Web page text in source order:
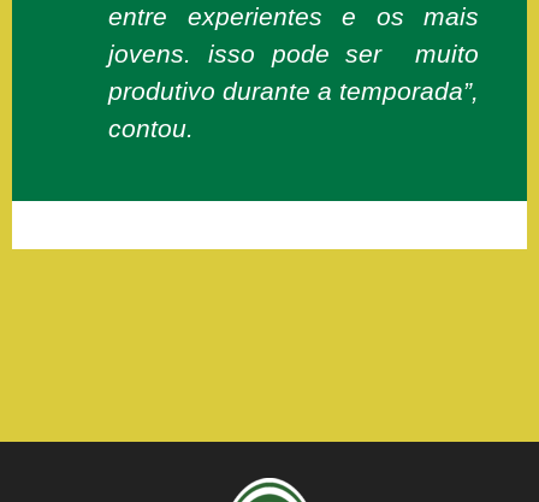
entre experientes e os mais
jovens. isso pode ser muito
produtivo durante a temporada”,
contou.